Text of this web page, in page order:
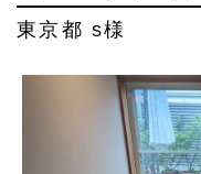
東京都 s様